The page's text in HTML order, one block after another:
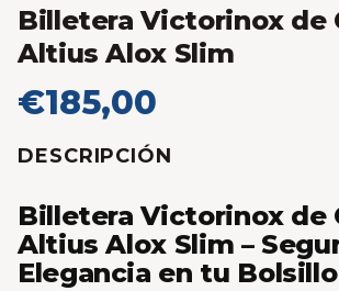
Billetera Victorinox de
Altius Alox Slim
€185,00
DESCRIPCIÓN
Billetera Victorinox de
Altius Alox Slim –
Elegancia en tu Bolsillo